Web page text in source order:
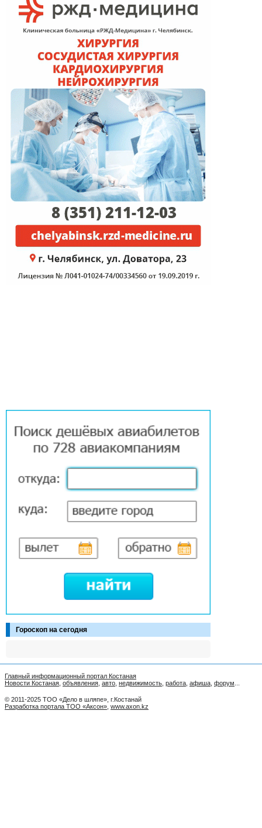
Гороскоп на сегодня
Главный информационный портал Костаная
Новости Костаная объявления авто недвижимость работа афиша форум
© 2011-2025 ТОО «Дело в шляпе», г.Костанай
Разработка портала ТОО «Аксон» www.axon.kz